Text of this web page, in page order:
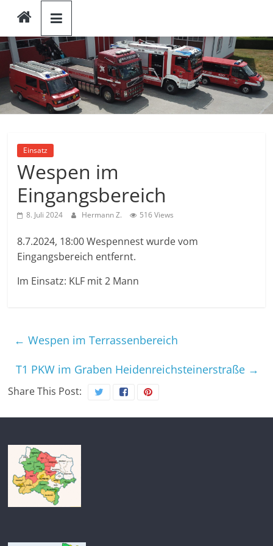
Inhalt
springen
Freiwillige
Feuerwehr
Amaliendorf
Amaliendorf
Einsatz
Wespen im
Eingangsbereich
8. Juli 2024 Hermann Z. 516 Views
8.7.2024, 18:00 Wespennest wurde vom
Eingangsbereich entfernt.
Im Einsatz: KLF mit 2 Mann
← Wespen im Terrassenbereich
T1 PKW im Graben Heidenreichsteinerstraße →
Share This Post: